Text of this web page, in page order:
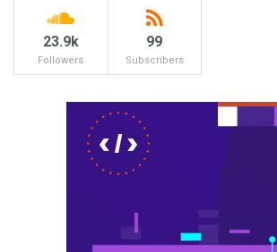
23.9k
Followers
99
Subscribers